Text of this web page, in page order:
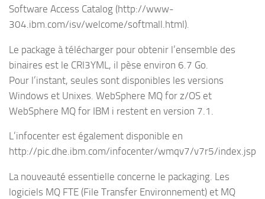
Software Access Catalog (http://www-
304.ibm.com/isv/welcome/softmall.html).
Le package à télécharger pour obtenir l’ensemble des
binaires est le CRI3YML, il pèse environ 6.7 Go.
Pour l’instant, seules sont disponibles les versions
Windows et Unixes. WebSphere MQ for z/OS et
WebSphere MQ for IBM i restent en version 7.1.
L’infocenter est également disponible en
http://pic.dhe.ibm.com/infocenter/wmqv7/v7r5/index.jsp
La nouveauté essentielle concerne le packaging. Les
logiciels MQ FTE (File Transfer Environnement) et MQ